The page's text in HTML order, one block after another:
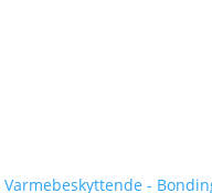
Varmebeskyttende -